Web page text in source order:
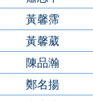
黃馨霈
黃馨葳
陳品瀚
鄭名揚